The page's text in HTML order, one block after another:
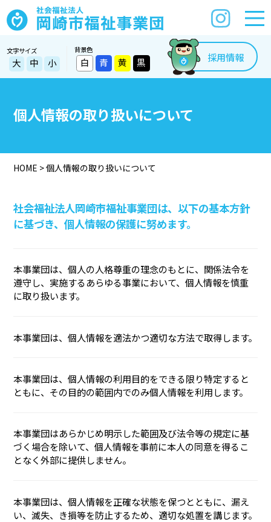
文字サイズ
大 中 小
背景色
白 青 黄 黒 採用情報
個人情報の取り扱いについて
HOME >個人情報の取り扱いについて
社会福祉法人岡崎市福祉事業団は、以下の基本方針
に基づき、個人情報の保護に努めます。
本事業団は、個人の人格尊重の理念のもとに、関係法令を
遵守し、実施するあらゆる事業において、個人情報を慎重
に取り扱います。
本事業団は、個人情報を適法かつ適切な方法で取得します。
本事業団は、個人情報の利用目的をできる限り特定すると
ともに、その目的の範囲内でのみ個人情報を利用します。
本事業団はあらかじめ明示した範囲及び法令等の規定に基
づく場合を除いて、個人情報を事前に本人の同意を得るこ
となく外部に提供しません。
本事業団は、個人情報を正確な状態を保つとともに、漏え
い、滅失、き損等を防止するため、適切な処置を講じます。